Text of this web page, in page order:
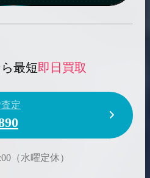
最短即日買取
定
（水曜定休）